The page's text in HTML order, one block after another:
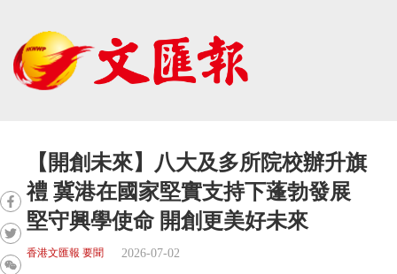
【開創未來】八大及多所院校辦升旗
禮 冀港在國家堅實支持下蓬勃發展
堅守興學使命 開創更美好未來
香港文匯報 要聞 2026-07-02